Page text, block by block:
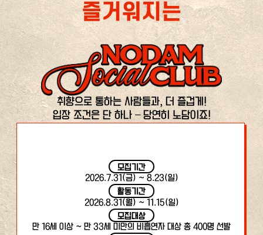
즐거워지는
취향으로 통하는 사람들과, 더 즐겁게!
입장 조건은 단 하나 – 당연히 노담이죠!
모집기간
2026.7.31(금) ~ 8.23(일)
활동기간
2026.8.31(월) ~ 11.15(일)
모집대상
만 16세 이상 ~ 만 33세 미만의 비흡연자 대상 총 400명 선발